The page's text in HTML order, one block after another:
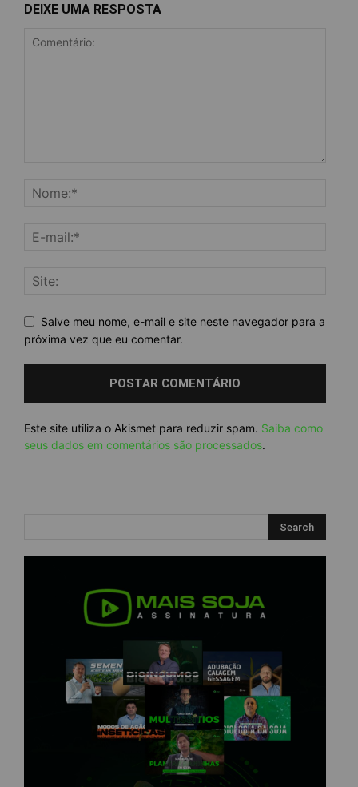
DEIXE UMA RESPOSTA
Salve meu nome, e-mail e site neste navegador para a
próxima vez que eu comentar.
Este site utiliza o Akismet para reduzir spam. Saiba como
seus dados em comentários são processados.